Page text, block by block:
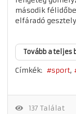
második
elfáradó
Tovább a teljes
Címkék: sport
137 Találat